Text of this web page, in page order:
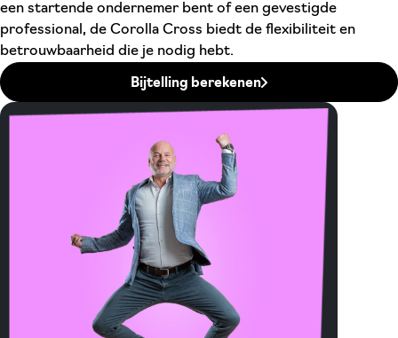
een startende ondernemer bent of een gevestigde
professional, de Corolla Cross biedt de flexibiliteit en
betrouwbaarheid die je nodig hebt.
Bijtelling berekenen